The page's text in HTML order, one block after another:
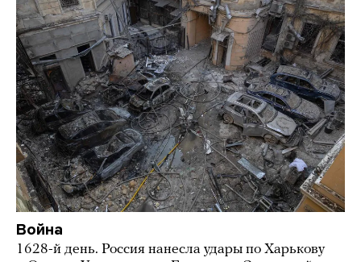
Война
1628-й день. Россия нанесла удары по Харькову